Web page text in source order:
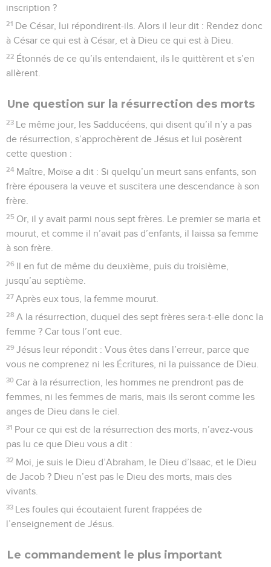
inscription ?
21 De César, lui répondirent-ils. Alors il leur dit : Rendez donc
à César ce qui est à César, et à Dieu ce qui est à Dieu.
22 Étonnés de ce qu’ils entendaient, ils le quittèrent et s’en
allèrent.
Une question sur la résurrection des morts
23 Le même jour, les Sadducéens, qui disent qu’il n’y a pas
de résurrection, s’approchèrent de Jésus et lui posèrent
cette question :
24 Maître, Moïse a dit : Si quelqu’un meurt sans enfants, son
frère épousera la veuve et suscitera une descendance à son
frère.
25 Or, il y avait parmi nous sept frères. Le premier se maria et
mourut, et comme il n’avait pas d’enfants, il laissa sa femme
à son frère.
26 Il en fut de même du deuxième, puis du troisième,
jusqu’au septième.
27 Après eux tous, la femme mourut.
28 A la résurrection, duquel des sept frères sera-t-elle donc la
femme ? Car tous l’ont eue.
29 Jésus leur répondit : Vous êtes dans l’erreur, parce que
vous ne comprenez ni les Écritures, ni la puissance de Dieu.
30 Car à la résurrection, les hommes ne prendront pas de
femmes, ni les femmes de maris, mais ils seront comme les
anges de Dieu dans le ciel.
31 Pour ce qui est de la résurrection des morts, n’avez-vous
pas lu ce que Dieu vous a dit :
32 Moi, je suis le Dieu d’Abraham, le Dieu d’Isaac, et le Dieu
de Jacob ? Dieu n’est pas le Dieu des morts, mais des
vivants.
33 Les foules qui écoutaient furent frappées de
l’enseignement de Jésus.
Le commandement le plus important